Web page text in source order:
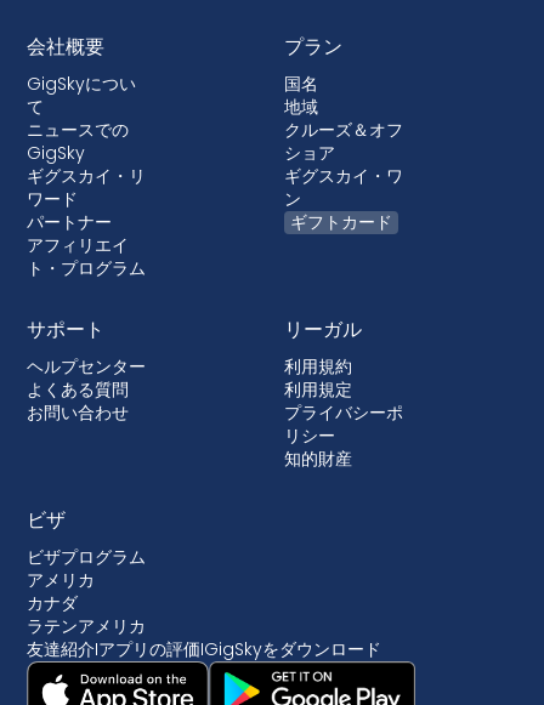
会社概要
GigSkyについ
て
ニュースでの
GigSky
ギグスカイ・リ
ワード
パートナー
アフィリエイ
ト・プログラム
プラン
国名
地域
クルーズ＆オフ
ショア
ギグスカイ・ワ
ン
ギフトカード
サポート
ヘルプセンター
よくある質問
お問い合わせ
リーガル
利用規約
利用規定
プライバシーポ
リシー
知的財産
ビザ
ビザプログラム
アメリカ
カナダ
ラテンアメリカ
友達紹介Iアプリの評価IGigSkyをダウンロード